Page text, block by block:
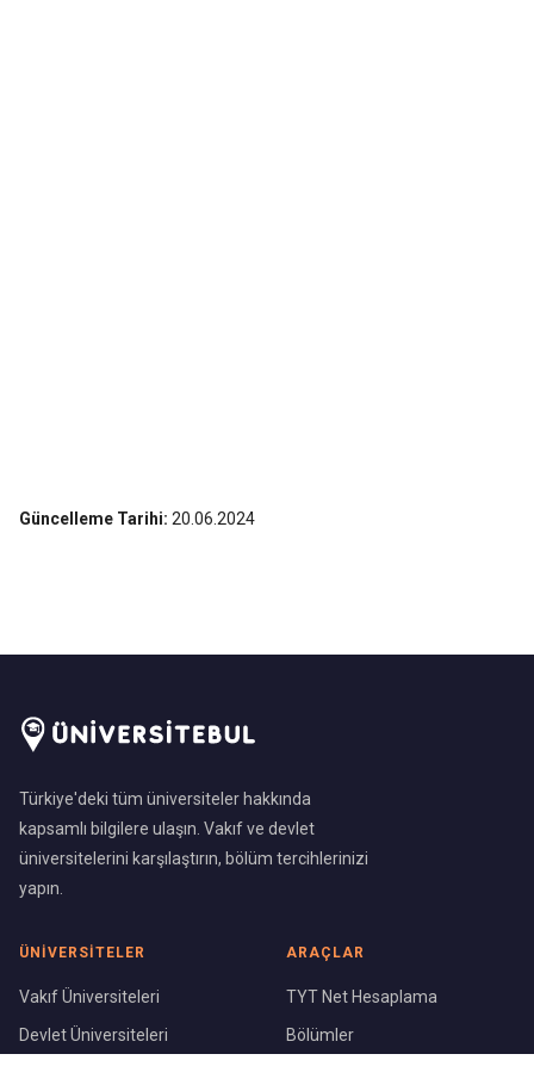
Güncelleme Tarihi: 20.06.2024
Türkiye'deki tüm üniversiteler hakkında
kapsamlı bilgilere ulaşın. Vakıf ve devlet
üniversitelerini karşılaştırın, bölüm tercihlerinizi
yapın.
ÜNIVERSITELER
Vakıf Üniversiteleri
Devlet Üniversiteleri
ARAÇLAR
TYT Net Hesaplama
Bölümler